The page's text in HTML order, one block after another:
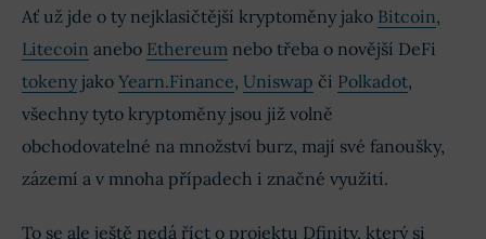
Ať už jde o ty nejklasičtější kryptoměny jako Bitcoin,
Litecoin anebo Ethereum nebo třeba o novější DeFi
tokeny jako Yearn.Finance, Uniswap či Polkadot,
všechny tyto kryptoměny jsou již volně
obchodovatelné na množství burz, mají své fanoušky,
zázemí a v mnoha případech i značné využití.
To se ale ještě nedá říct o projektu Dfinity, který si